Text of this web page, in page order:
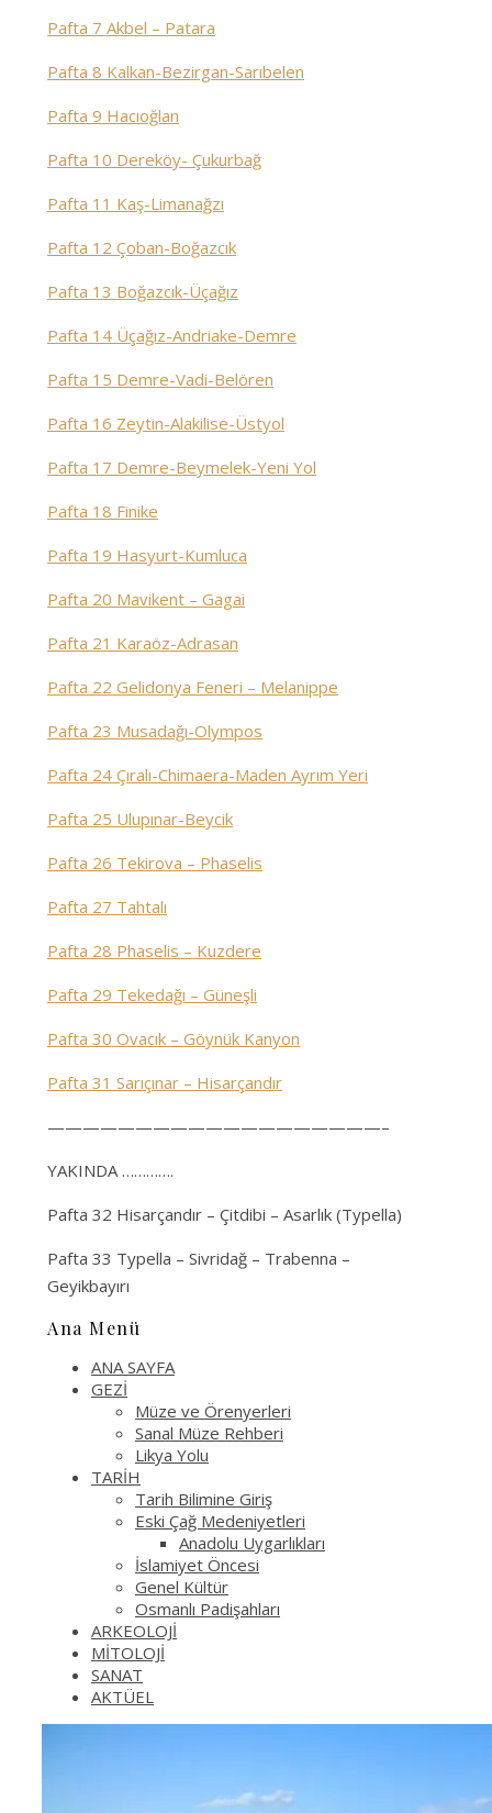
Pafta 7 Akbel – Patara
Pafta 8 Kalkan-Bezirgan-Sarıbelen
Pafta 9 Hacıoğlan
Pafta 10 Dereköy- Çukurbağ
Pafta 11 Kaş-Limanağzı
Pafta 12 Çoban-Boğazcık
Pafta 13 Boğazcık-Üçağız
Pafta 14 Üçağız-Andriake-Demre
Pafta 15 Demre-Vadi-Belören
Pafta 16 Zeytin-Alakilise-Üstyol
Pafta 17 Demre-Beymelek-Yeni Yol
Pafta 18 Finike
Pafta 19 Hasyurt-Kumluca
Pafta 20 Mavikent – Gagai
Pafta 21 Karaöz-Adrasan
Pafta 22 Gelidonya Feneri – Melanippe
Pafta 23 Musadağı-Olympos
Pafta 24 Çıralı-Chimaera-Maden Ayrım Yeri
Pafta 25 Ulupınar-Beycik
Pafta 26 Tekirova – Phaselis
Pafta 27 Tahtalı
Pafta 28 Phaselis – Kuzdere
Pafta 29 Tekedağı – Güneşli
Pafta 30 Ovacık – Göynük Kanyon
Pafta 31 Sarıçınar – Hisarçandır
———————————————————–
YAKINDA ………….
Pafta 32 Hisarçandır – Çitdibi – Asarlık (Typella)
Pafta 33 Typella – Sivridağ – Trabenna –
Geyikbayırı
Ana Menü
ANA SAYFA
GEZİ
Müze ve Örenyerleri
Sanal Müze Rehberi
Likya Yolu
TARİH
Tarih Bilimine Giriş
Eski Çağ Medeniyetleri
Anadolu Uygarlıkları
İslamiyet Öncesi
Genel Kültür
Osmanlı Padişahları
ARKEOLOJİ
MİTOLOJİ
SANAT
AKTÜEL